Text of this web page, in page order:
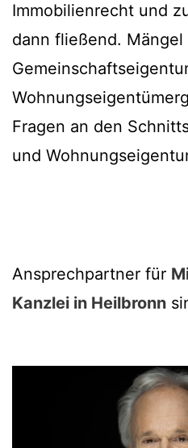
Immobilienrecht und
dann fließend. Mängel
Fragen an den
und
Ansprechpartner für
Kanzlei in Heilbronn